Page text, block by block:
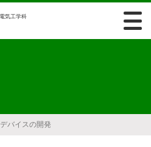
気工学科
バイスの開発